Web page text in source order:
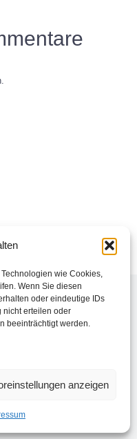
wie Cookies,
Wenn Sie diesen
oder eindeutige IDs
nicht erteilen oder
beeinträchtigt werden.
anzeigen